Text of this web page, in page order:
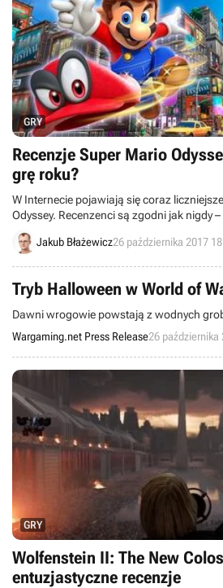
GRY
Recenzje Super Mario
grę roku?
W Internecie pojawiają się coraz
Odyssey. Recenzenci są zgodni jak nigdy
kolejną perełkę i jedną z najlepszych gier z
Jakub Błażewicz26 października 2017
Tryb Halloween w World of
Dawni wrogowie powstają z wodnych
Wargaming.net Press Release26 października
GRY
Wolfenstein II: The New
entuzjastyczne recenzje